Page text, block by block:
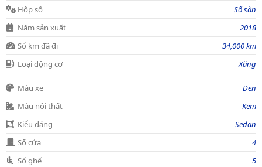
Hộp số
Số sàn
Năm sản xuất
2018
Số km đã đi
34,000 km
Loại động cơ
Xăng
Màu xe
Đen
Màu nội thất
Kem
Kiểu dáng
Sedan
Số cửa
4
Số ghế
5